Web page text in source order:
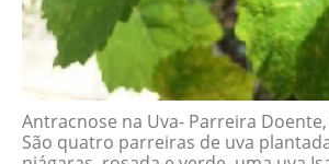
Antracnose na Uva- Parreira
São quatro parreiras de uva